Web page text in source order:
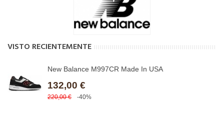
VISTO RECIENTEMENTE
New Balance M997CR Made In USA
132,00 €
220,00 € -40%